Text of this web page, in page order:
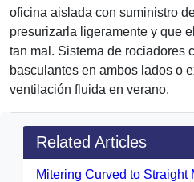
oficina aislada con suministro
presurizarla ligeramente y que
tan mal. Sistema de rociadores
basculantes en ambos lados o
ventilación fluida en verano.
Related Articles
Mitering Curved to Straight